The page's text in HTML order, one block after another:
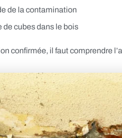
de la contamination
de cubes dans le bois
confirmée, il faut comprendre